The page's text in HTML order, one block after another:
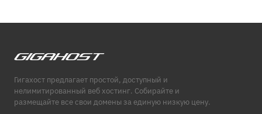
Гигахост предлагает простой, доступный и
нелимитированный веб хостинг. Собирайте и
размещайте все свои домены за единую низкую цену.